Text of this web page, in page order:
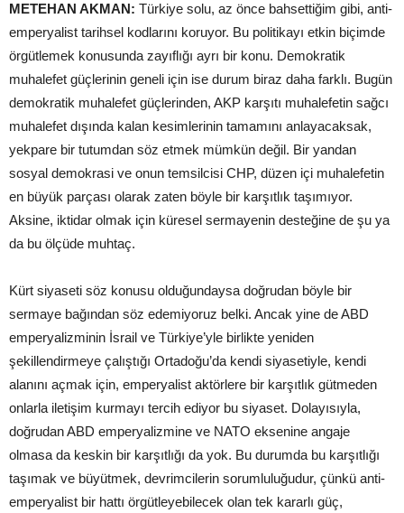
METEHAN AKMAN: Türkiye solu, az önce bahsettiğim gibi, anti-
emperyalist tarihsel kodlarını koruyor. Bu politikayı etkin biçimde
örgütlemek konusunda zayıflığı ayrı bir konu. Demokratik
muhalefet güçlerinin geneli için ise durum biraz daha farklı. Bugün
demokratik muhalefet güçlerinden, AKP karşıtı muhalefetin sağcı
muhalefet dışında kalan kesimlerinin tamamını anlayacaksak,
yekpare bir tutumdan söz etmek mümkün değil. Bir yandan
sosyal demokrasi ve onun temsilcisi CHP, düzen içi muhalefetin
en büyük parçası olarak zaten böyle bir karşıtlık taşımıyor.
Aksine, iktidar olmak için küresel sermayenin desteğine de şu ya
da bu ölçüde muhtaç.
Kürt siyaseti söz konusu olduğundaysa doğrudan böyle bir
sermaye bağından söz edemiyoruz belki. Ancak yine de ABD
emperyalizminin İsrail ve Türkiye’yle birlikte yeniden
şekillendirmeye çalıştığı Ortadoğu’da kendi siyasetiyle, kendi
alanını açmak için, emperyalist aktörlere bir karşıtlık gütmeden
onlarla iletişim kurmayı tercih ediyor bu siyaset. Dolayısıyla,
doğrudan ABD emperyalizmine ve NATO eksenine angaje
olmasa da keskin bir karşıtlığı da yok. Bu durumda bu karşıtlığı
taşımak ve büyütmek, devrimcilerin sorumluluğudur, çünkü anti-
emperyalist bir hattı örgütleyebilecek olan tek kararlı güç,